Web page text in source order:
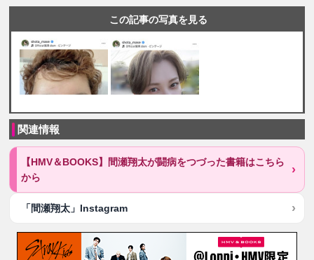
この記事の写真を見る
関連情報
【HMV＆BOOKS】間瀬翔太が闘病をつづった書籍はこちら
から
「間瀬翔太」Instagram